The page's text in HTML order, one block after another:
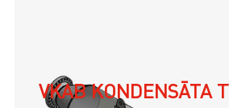
VKAB KONDENSĀTA